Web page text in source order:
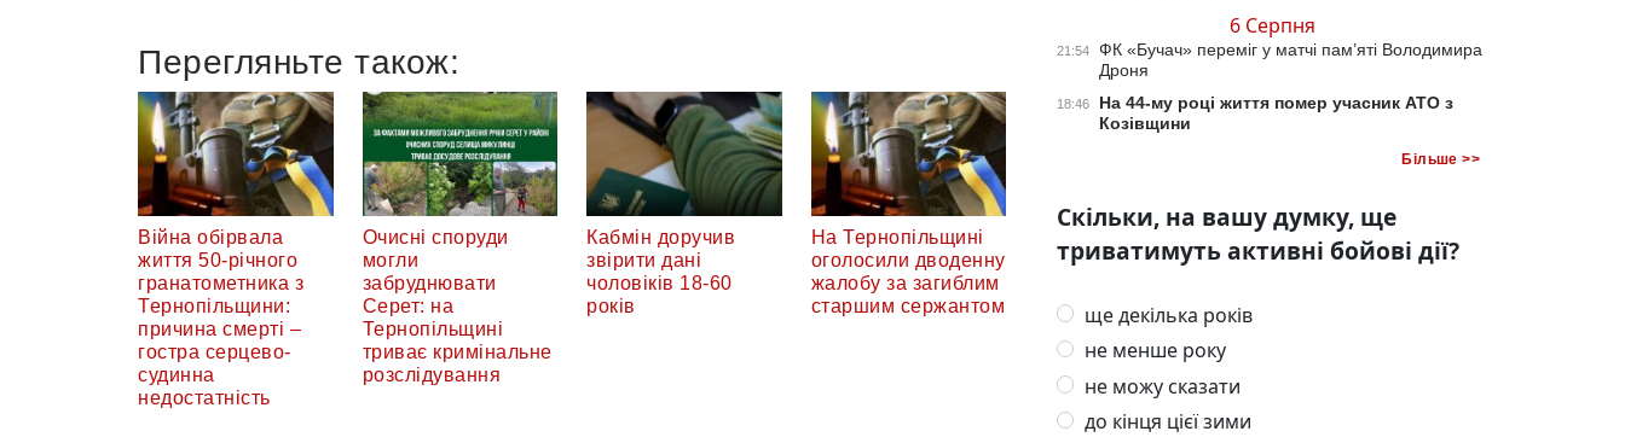
Перегляньте також:
Війна обірвала
життя 50-річного
гранатометника з
Тернопільщини:
причина смерті –
гостра серцево-
судинна
недостатність
Очисні споруди
могли
забруднювати
Серет: на
Тернопільщині
триває кримінальне
розслідування
Кабмін доручив
звірити дані
чоловіків 18-60
років
На Тернопільщині
оголосили дводенну
жалобу за загиблим
старшим сержантом
6 Серпня
21:54
ФК «Бучач» переміг у матчі пам’яті Володимира
Дроня
18:46
На 44-му році життя помер учасник АТО з
Козівщини
Більше >>
Скільки, на вашу думку, ще
триватимуть активні бойові дії?
ще декілька років
не менше року
не можу сказати
до кінця цієї зими